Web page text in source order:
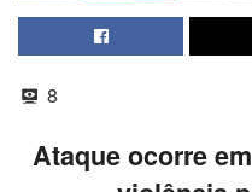
8
Ataque ocorre